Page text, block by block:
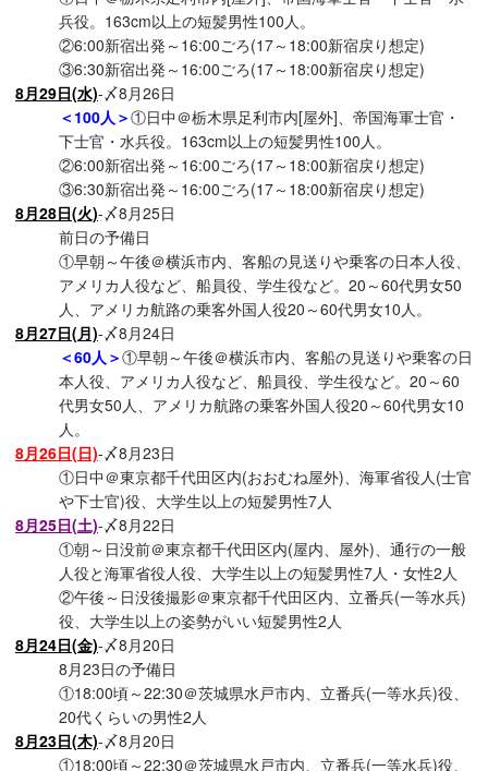
兵役。163cm以上の短髪男性100人。
②6:00新宿出発～16:00ごろ(17～18:00新宿戻り想定)
③6:30新宿出発～16:00ごろ(17～18:00新宿戻り想定)
8月29日(水)-〆8月26日
＜100人＞①日中＠栃木県足利市内[屋外]、帝国海軍士官・
下士官・水兵役。163cm以上の短髪男性100人。
②6:00新宿出発～16:00ごろ(17～18:00新宿戻り想定)
③6:30新宿出発～16:00ごろ(17～18:00新宿戻り想定)
8月28日(火)-〆8月25日
前日の予備日
①早朝～午後＠横浜市内、客船の見送りや乗客の日本人役、
アメリカ人役など、船員役、学生役など。20～60代男女50
人、アメリカ航路の乗客外国人役20～60代男女10人。
8月27日(月)-〆8月24日
＜60人＞①早朝～午後＠横浜市内、客船の見送りや乗客の日
本人役、アメリカ人役など、船員役、学生役など。20～60
代男女50人、アメリカ航路の乗客外国人役20～60代男女10
人。
8月26日(日)-〆8月23日
①日中＠東京都千代田区内(おおむね屋外)、海軍省役人(士官
や下士官)役、大学生以上の短髪男性7人
8月25日(土)-〆8月22日
①朝～日没前＠東京都千代田区内(屋内、屋外)、通行の一般
人役と海軍省役人役、大学生以上の短髪男性7人・女性2人
②午後～日没後撮影＠東京都千代田区内、立番兵(一等水兵)
役、大学生以上の姿勢がいい短髪男性2人
8月24日(金)-〆8月20日
8月23日の予備日
①18:00頃～22:30＠茨城県水戸市内、立番兵(一等水兵)役、
20代くらいの男性2人
8月23日(木)-〆8月20日
①18:00頃～22:30＠茨城県水戸市内、立番兵(一等水兵)役、